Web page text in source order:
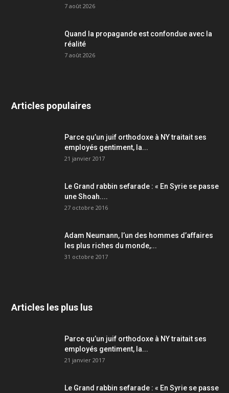
7 août 2026
Quand la propagande est confondue avec la
réalité
7 août 2026
Articles populaires
Parce qu’un juif orthodoxe à NY traitait ses
employés gentiment, la...
21 janvier 2017
Le Grand rabbin sefarade : « En Syrie se passe
une Shoah....
27 octobre 2016
Adam Neumann, l’un des hommes d’affaires
les plus riches du monde,...
31 octobre 2017
Articles les plus lus
Parce qu’un juif orthodoxe à NY traitait ses
employés gentiment, la...
21 janvier 2017
Le Grand rabbin sefarade : « En Syrie se passe